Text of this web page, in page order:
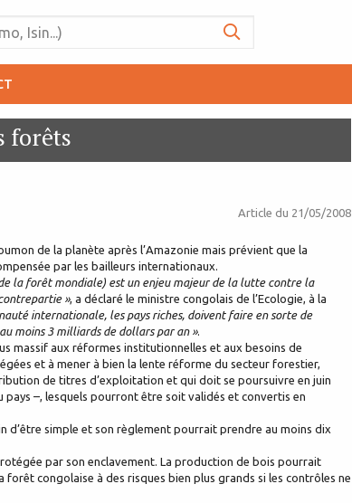
forêts
Article du 21/05/2008
de la planète après l’Amazonie mais prévient que la
par les bailleurs internationaux.
la forêt mondiale) est un enjeu majeur de la lutte contre la
», a déclaré le ministre congolais de l’Ecologie, à la
internationale, les pays riches, doivent faire en sorte de
moins 3 milliards de dollars par an ».
massif aux réformes institutionnelles et aux besoins de
et à mener à bien la lente réforme du secteur forestier,
de titres d’exploitation et qui doit se poursuivre en juin
–, lesquels pourront être soit validés et convertis en
d’être simple et son règlement pourrait prendre au moins dix
par son enclavement. La production de bois pourrait
congolaise à des risques bien plus grands si les contrôles ne